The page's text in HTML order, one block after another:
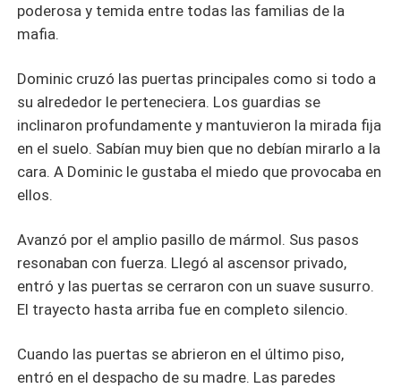
poderosa y temida entre todas las familias de la
mafia.
Dominic cruzó las puertas principales como si todo a
su alrededor le perteneciera. Los guardias se
inclinaron profundamente y mantuvieron la mirada fija
en el suelo. Sabían muy bien que no debían mirarlo a la
cara. A Dominic le gustaba el miedo que provocaba en
ellos.
Avanzó por el amplio pasillo de mármol. Sus pasos
resonaban con fuerza. Llegó al ascensor privado,
entró y las puertas se cerraron con un suave susurro.
El trayecto hasta arriba fue en completo silencio.
Cuando las puertas se abrieron en el último piso,
entró en el despacho de su madre. Las paredes